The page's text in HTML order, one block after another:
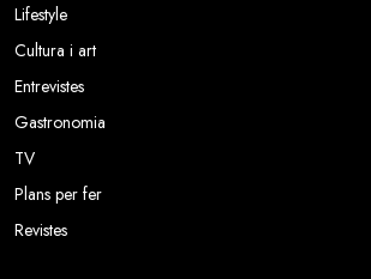
Lifestyle
Cultura i art
Entrevistes
Gastronomia
TV
Plans per fer
Revistes